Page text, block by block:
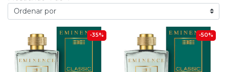
-35% -50%